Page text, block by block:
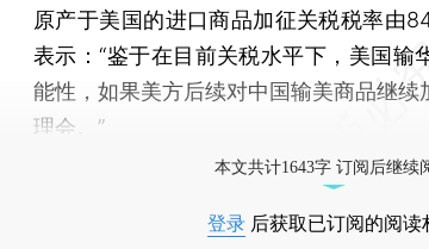
原产于美国的进口商品加征关税税率由
表示：“鉴于在目前关税水平下，美国输
能性，如果美方后续对中国输美商品继续
理会。”
本文共计1643字 订阅后继续
登录 后获取已订阅的阅读